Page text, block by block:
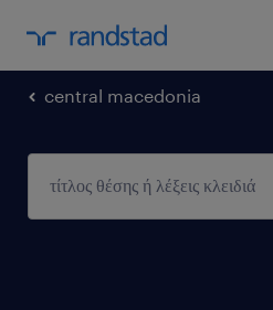
central macedonia